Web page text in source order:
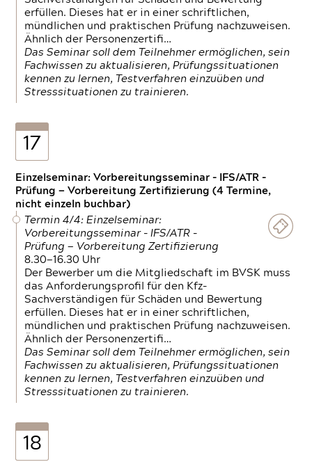
erfüllen. Dieses hat er in einer schriftlichen,
mündlichen und praktischen Prüfung nachzuweisen.
Ähnlich der Personenzertifi…
Das Seminar soll dem Teilnehmer ermöglichen, sein
Fachwissen zu aktualisieren, Prüfungssituationen
kennen zu lernen, Testverfahren einzuüben und
Stresssituationen zu trainieren.
17
Einzelseminar: Vorbereitungsseminar - IFS/ATR -
Prüfung — Vorbereitung Zertifizierung (4 Termine,
nicht einzeln buchbar)
Termin 4/4: Einzelseminar:
Vorbereitungsseminar - IFS/ATR -
Prüfung — Vorbereitung Zertifizierung
8.30—16.30 Uhr
Der Bewerber um die Mitgliedschaft im BVSK muss
das Anforderungsprofil für den Kfz-
Sachverständigen für Schäden und Bewertung
erfüllen. Dieses hat er in einer schriftlichen,
mündlichen und praktischen Prüfung nachzuweisen.
Ähnlich der Personenzertifi…
Das Seminar soll dem Teilnehmer ermöglichen, sein
Fachwissen zu aktualisieren, Prüfungssituationen
kennen zu lernen, Testverfahren einzuüben und
Stresssituationen zu trainieren.
18